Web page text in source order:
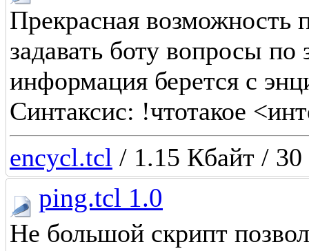
Прекрасная возможность
задавать боту вопросы
информация берется с
Синтаксис: !чтотакое
encycl.tcl / 1.15 Кбайт /
ping.tcl 1.0
Не большой скрипт